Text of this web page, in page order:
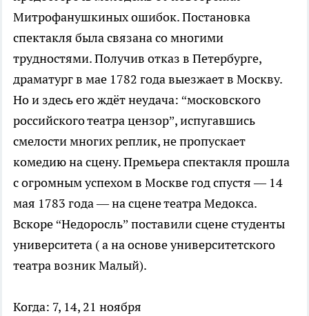
Митрофанушкиных ошибок. Постановка
спектакля была связана со многими
трудностями. Получив отказ в Петербурге,
драматург в мае 1782 года выезжает в Москву.
Но и здесь его ждёт неудача: “московского
российского театра цензор”, испугавшись
смелости многих реплик, не пропускает
комедию на сцену. Премьера спектакля прошла
с огромным успехом в Москве год спустя — 14
мая 1783 года — на сцене театра Медокса.
Вскоре “Недоросль” поставили сцене студенты
университета ( а на основе университетского
театра возник Малый).
Когда: 7, 14, 21 ноября